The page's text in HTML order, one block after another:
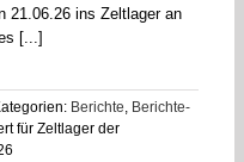
21.06.26 ins Zeltlager an
[...]
Berichte, Berichte-
für Zeltlager der